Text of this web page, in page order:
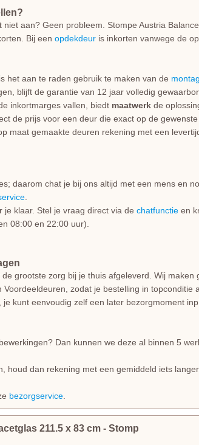
aan? Geen probleem. Stompe Austria
Bij een opdekdeur is inkorten vanwege de
het aan te raden gebruik te maken van de
blijft de garantie van 12 jaar volledig
inkortmarges vallen, biedt maatwerk de
de prijs voor een deur die exact op de
maat gemaakte deuren rekening met een
daarom chat je bij ons altijd met een mens en
je klaar. Stel je vraag direct via de chatfunctie en
08:00 en 22:00 uur).
grootste zorg bij je thuis afgeleverd. Wij maken
zodat je bestelling in topconditie
kunt eenvoudig zelf een later bezorgmoment
Dan kunnen we deze al binnen 5
houd dan rekening met een gemiddeld iets
bezorgservice
211.5 x 83 cm - Stomp